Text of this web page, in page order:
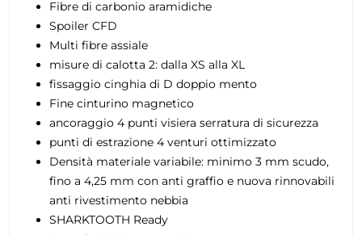
Fibre di carbonio aramidiche
Spoiler CFD
Multi fibre assiale
misure di calotta 2: dalla XS alla XL
fissaggio cinghia di D doppio mento
Fine cinturino magnetico
ancoraggio 4 punti visiera serratura di sicurezza
punti di estrazione 4 venturi ottimizzato
Densità materiale variabile: minimo 3 mm scudo,
fino a 4,25 mm con anti graffio e nuova rinnovabili
anti rivestimento nebbia
SHARKTOOTH Ready